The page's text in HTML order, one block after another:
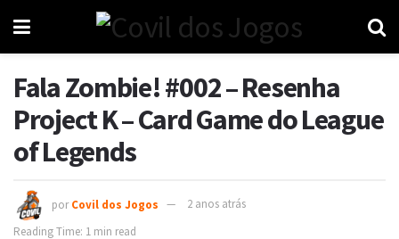
Fala Zombie! #002 – Resenha
Project K – Card Game do League
of Legends
por Covil dos Jogos
2 anos atrás
Reading Time: 1 min read